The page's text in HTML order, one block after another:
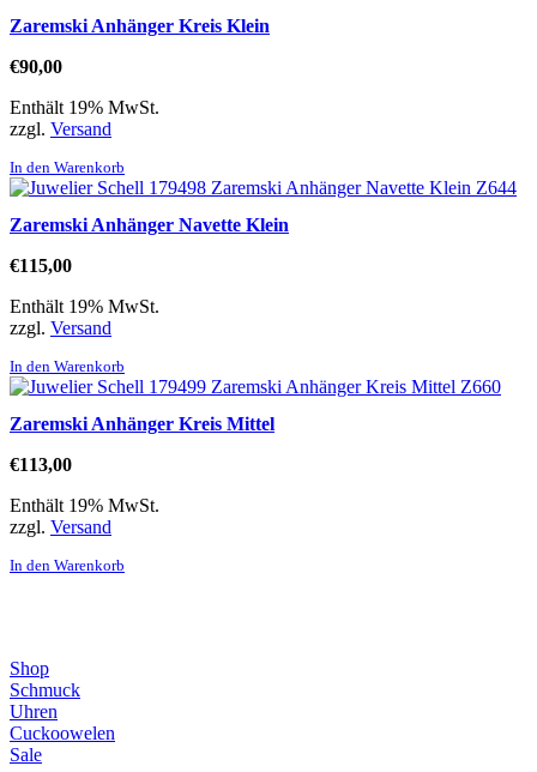
Zaremski Anhänger Kreis Klein
€90,00
Enthält 19% MwSt.
zzgl. Versand
In den Warenkorb
Zaremski Anhänger Navette Klein
€115,00
Enthält 19% MwSt.
zzgl. Versand
In den Warenkorb
Zaremski Anhänger Kreis Mittel
€113,00
Enthält 19% MwSt.
zzgl. Versand
In den Warenkorb
Shop
Schmuck
Uhren
Cuckoowelen
Sale